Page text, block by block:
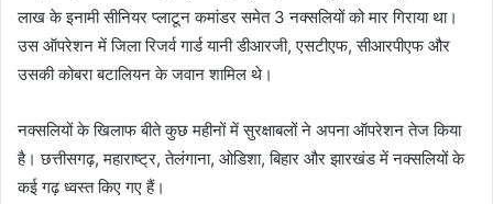
लाख के इनामी सीनियर प्लाटून कमांडर समेत 3 नक्सलियों को मार गिराया था।
उस ऑपरेशन में जिला रिजर्व गार्ड यानी डीआरजी, एसटीएफ, सीआरपीएफ और
उसकी कोबरा बटालियन के जवान शामिल थे।
नक्सलियों के खिलाफ बीते कुछ महीनों में सुरक्षाबलों ने अपना ऑपरेशन तेज किया
है। छत्तीसगढ़, महाराष्ट्र, तेलंगाना, ओडिशा, बिहार और झारखंड में नक्सलियों के
कई गढ़ ध्वस्त किए गए हैं।